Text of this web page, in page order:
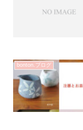
bonton.ブログ